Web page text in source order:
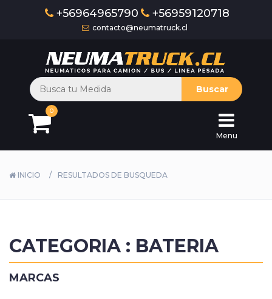
+56964965790 +56959120718
contacto@neumatruck.cl
Buscar
0
Menu
Camión
Agricola
Otr
Aceite
INICIO RESULTADOS DE BUSQUEDA
CATEGORIA : BATERIA
MARCAS